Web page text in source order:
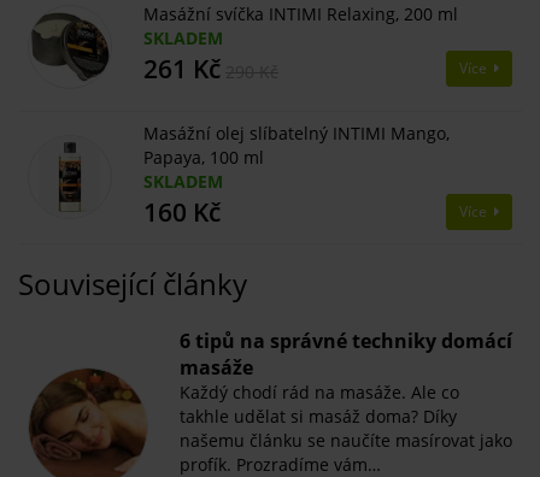
Masážní svíčka INTIMI Relaxing, 200 ml
SKLADEM
261 Kč Více
Masážní olej slíbatelný INTIMI Mango,
Papaya, 100 ml
SKLADEM
160 Kč Více
Související články
6 tipů na správné techniky domácí
masáže
Každý chodí rád na masáže. Ale co
takhle udělat si masáž doma? Díky
našemu článku se naučíte masírovat jako
profík. Prozradíme vám…